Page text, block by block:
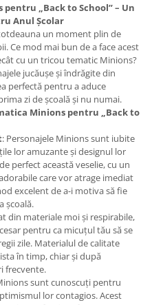
„Back to School” – Un
Anul Școlar
un moment plin de
Ce mod mai bun de a face acest
cu un tricou tematic Minions?
jucăușe și îndrăgite din
perfectă pentru a aduce
zi de școală și nu numai.
Minions pentru „Back to
: Personajele Minions sunt iubite
lor amuzante și designul lor
perfect această veselie, cu un
care vor atrage imediat
excelent de a-i motiva să fie
școală.
din materiale moi și respirabile,
pentru ca micuțul tău să se
zile. Materialul de calitate
în timp, chiar și după
frecvente.
sunt cunoscuți pentru
lor contagios. Acest